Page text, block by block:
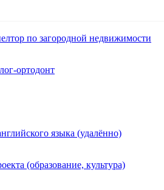
по загородной недвижимости
ортодонт
языка (удалённо)
(образование, культура)